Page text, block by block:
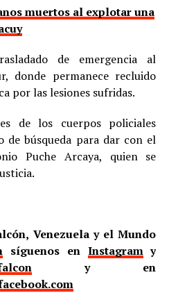
muertos al explotar una
de emergencia al
donde permanece recluido
por las lesiones sufridas.
de los cuerpos policiales
de búsqueda para dar con el
Puche Arcaya, quien se
Venezuela y el Mundo
síguenos en Instagramy
y en